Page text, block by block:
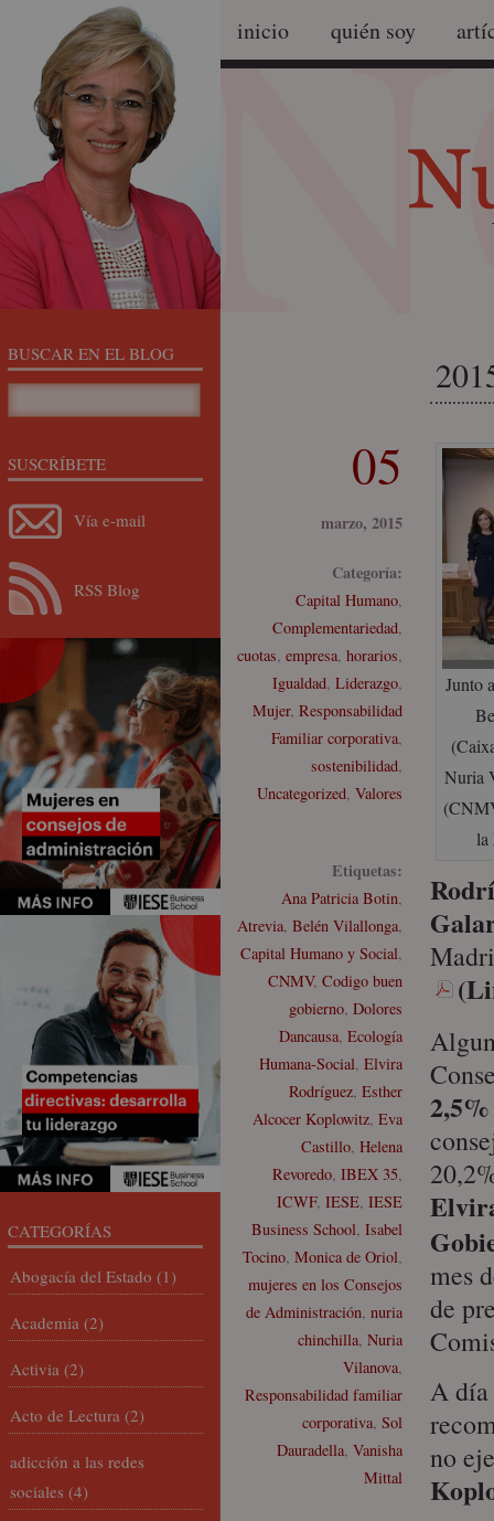
inicio quién soy
05
marzo, 2015
Categoría:
Capital Humano,
Complementariedad,
cuotas, empresa, horarios,
Igualdad, Liderazgo,
Mujer, Responsabilidad
Familiar corporativa,
sostenibilidad,
Uncategorized, Valores
Etiquetas:
Ana Patricia Botin,
Atrevia, Belén Vilallonga,
Capital Humano y Social,
CNMV, Codigo buen
gobierno, Dolores
Dancausa, Ecología
Humana-Social, Elvira
Rodríguez, Esther
Alcocer Koplowitz, Eva
Castillo, Helena
Revoredo, IBEX 35,
ICWF, IESE, IESE
Business School, Isabel
Tocino, Monica de Oriol,
mujeres en los Consejos
de Administración, nuria
chinchilla, Nuria
Vilanova,
Responsabilidad familiar
corporativa, Sol
Dauradella, Vanisha
Mittal
Junto
Nuria
la
mes
de
A
no
BUSCAR EN EL BLOG
SUSCRÍBETE
Vía e-mail
RSS Blog
CATEGORÍAS
Abogacía del Estado (1)
Academia (2)
Activia (2)
Acto de Lectura (2)
adicción a las redes
sociales (4)